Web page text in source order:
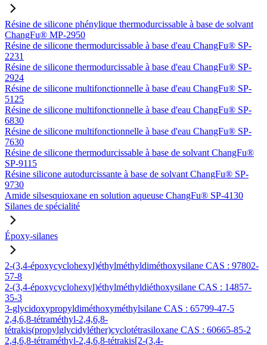
Résine de silicone phénylique thermodurcissable à base de solvant
ChangFu® MP-2950
Résine de silicone thermodurcissable à base d'eau ChangFu® SP-
2231
Résine de silicone thermodurcissable à base d'eau ChangFu® SP-
2924
Résine de silicone multifonctionnelle à base d'eau ChangFu® SP-
5125
Résine de silicone multifonctionnelle à base d'eau ChangFu® SP-
6830
Résine de silicone multifonctionnelle à base d'eau ChangFu® SP-
7630
Résine de silicone thermodurcissable à base de solvant ChangFu®
SP-9115
Résine silicone autodurcissante à base de solvant ChangFu® SP-
9730
Amide silsesquioxane en solution aqueuse ChangFu® SP-4130
Silanes de spécialité
Époxy-silanes
2-(3,4-époxycyclohexyl)éthylméthyldiméthoxysilane CAS : 97802-
57-8
2-(3,4-époxycyclohexyl)éthylméthyldiéthoxysilane CAS : 14857-
35-3
3-glycidoxypropyldiméthoxyméthylsilane CAS : 65799-47-5
2,4,6,8-tétraméthyl-2,4,6,8-
tétrakis(propylglycidyléther)cyclotétrasiloxane CAS : 60665-85-2
2,4,6,8-tétraméthyl-2,4,6,8-tétrakis[2-(3,4-